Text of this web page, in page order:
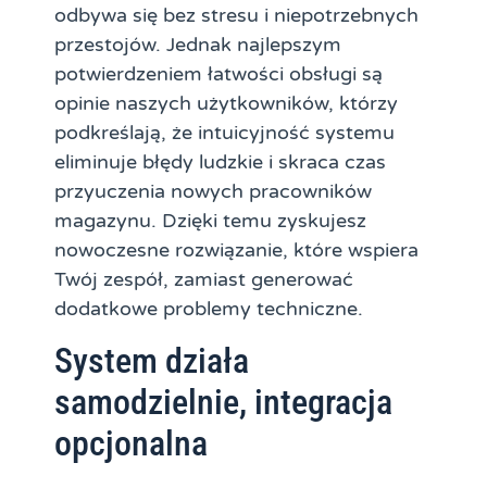
odbywa się bez stresu i niepotrzebnych
przestojów. Jednak najlepszym
potwierdzeniem łatwości obsługi są
opinie naszych użytkowników, którzy
podkreślają, że intuicyjność systemu
eliminuje błędy ludzkie i skraca czas
przyuczenia nowych pracowników
magazynu. Dzięki temu zyskujesz
nowoczesne rozwiązanie, które wspiera
Twój zespół, zamiast generować
dodatkowe problemy techniczne.
System działa
samodzielnie, integracja
opcjonalna